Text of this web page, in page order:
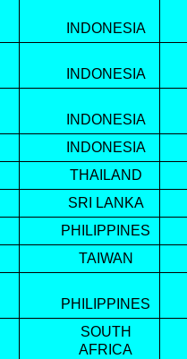
INDONESIA
INDONESIA
INDONESIA
INDONESIA
THAILAND
SRI LANKA
PHILIPPINES
TAIWAN
PHILIPPINES
SOUTH
AFRICA